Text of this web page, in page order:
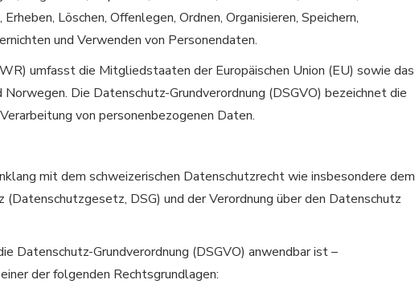
Löschen, Offenlegen, Ordnen, Organisieren, Speichern,
und Verwenden von Personendaten.
umfasst die Mitgliedstaaten der Europäischen Union (EU) sowie das
Die Datenschutz-Grundverordnung (DSGVO) bezeichnet die
von personenbezogenen Daten.
mit dem schweizerischen Datenschutzrecht wie insbesondere dem
DSG) und der Verordnung über den Datenschutz
Datenschutz-Grundverordnung (DSGVO) anwendbar ist –
der folgenden Rechtsgrundlagen: